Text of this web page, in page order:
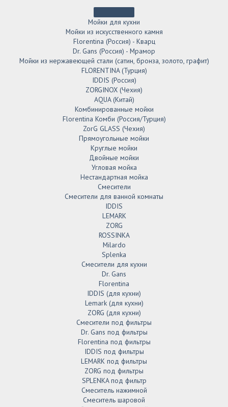
Мойки для кухни
Мойки из искусственного камня
Florentina (Россия) - Кварц
Dr. Gans (Россия) - Мрамор
Мойки из нержавеющей стали (сатин, бронза, золото, графит)
FLORENTINA (Турция)
IDDIS (Россия)
ZORGINOX (Чехия)
AQUA (Китай)
Комбинированные мойки
Florentina Комби (Россия/Турция)
ZorG GLASS (Чехия)
Прямоугольные мойки
Круглые мойки
Двойные мойки
Угловая мойка
Нестандартная мойка
Смесители
Смесители для ванной комнаты
IDDIS
LEMARK
ZORG
ROSSINKA
Milardo
Splenka
Смесители для кухни
Dr. Gans
Florentina
IDDIS (для кухни)
Lemark (для кухни)
ZORG (для кухни)
Смесители под фильтры
Dr. Gans под фильтры
Florentina под фильтры
IDDIS под фильтры
LEMARK под фильтры
ZORG под фильтры
SPLENKA под фильтр
Смеситель нажимной
Смеситель шаровой